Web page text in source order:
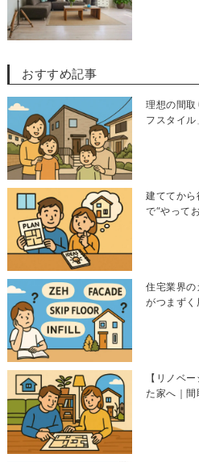
おすすめ記事
理想の間
フスタイ
建ててから
で“やって
住宅業界
がつまず
【リノベ
た家へ｜